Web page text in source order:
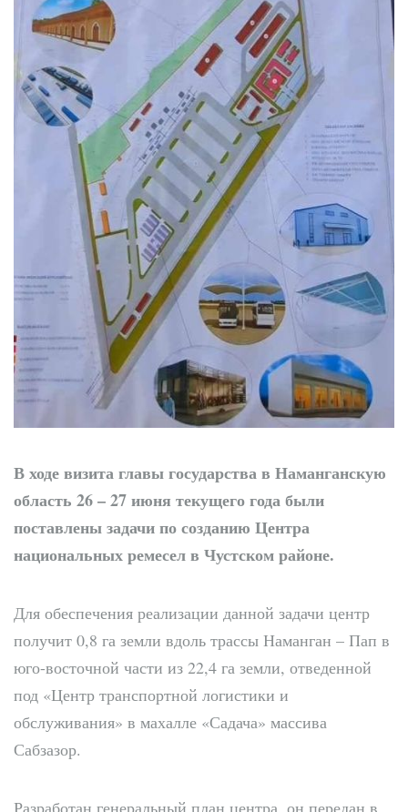
преобразования
продолжаются
В ходе визита главы государства в Наманганскую
область 26 – 27 июня текущего года были
поставлены задачи по созданию Центра
национальных ремесел в Чустском районе.
Для обеспечения реализации данной задачи центр
получит 0,8 га земли вдоль трассы Наманган – Пап в
юго-восточной части из 22,4 га земли, отведенной
под «Центр транспортной логистики и
обслуживания» в махалле «Садача» массива
Сабзазор.
Разработан генеральный план центра, он передан в